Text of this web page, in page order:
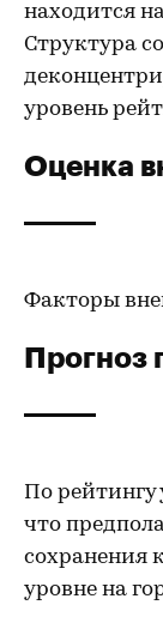
находится
Структура
уровень
Оценка
Факторы
Прогноз
По рейтингу
что
сохранения
уровне на